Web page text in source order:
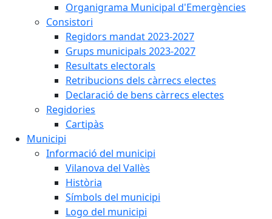
Organigrama Municipal d'Emergències
Consistori
Regidors mandat 2023-2027
Grups municipals 2023-2027
Resultats electorals
Retribucions dels càrrecs electes
Declaració de bens càrrecs electes
Regidories
Cartipàs
Municipi
Informació del municipi
Vilanova del Vallès
Història
Símbols del municipi
Logo del municipi